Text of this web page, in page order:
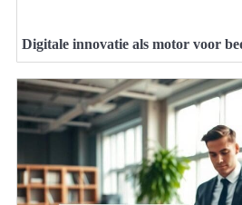
Digitale innovatie als motor voor